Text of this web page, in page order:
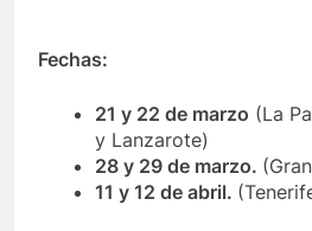
Fechas:
21 y 22 de marzo (La
y Lanzarote)
28 y 29 de marzo.
11 y 12 de abril.